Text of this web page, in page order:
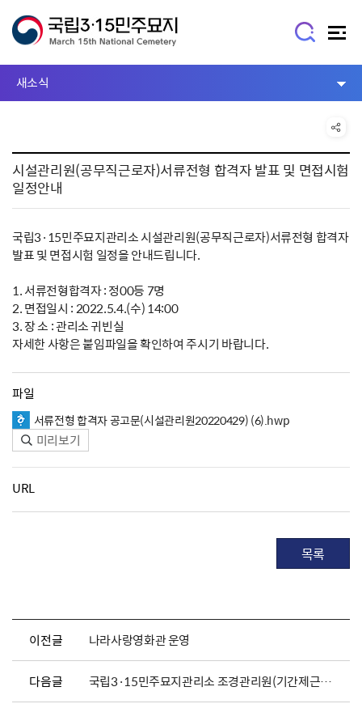
새소식
시설관리원(공무직근로자)서류전형 합격자 발표 및 면접시험
일정안내
국립3·15민주묘지관리소 시설관리원(공무직근로자)서류전형 합격자
발표 및 면접시험 일정을 안내드립니다.
1. 서류전형합격자 : 정00등 7명
2. 면접일시 : 2022.5.4.(수) 14:00
3. 장 소 : 관리소 귀빈실
자세한 사항은 붙임파일을 확인하여 주시기 바랍니다.
파일
서류전형 합격자 공고문(시설관리원20220429) (6).hwp
미리보기
URL
목록
이전글 나라사랑영화관 운영
다음글 국립3·15민주묘지관리소 조경관리원(기간제근로자)채용시험 최종 합겨자 및 채용서류 공고